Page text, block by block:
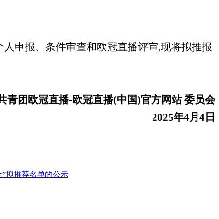
申报、条件审查和欧冠直播评审,现将拟推报
青团欧冠直播-欧冠直播(中国)官方网站 委员会
2025年4月4 日
拟推荐名单的公示